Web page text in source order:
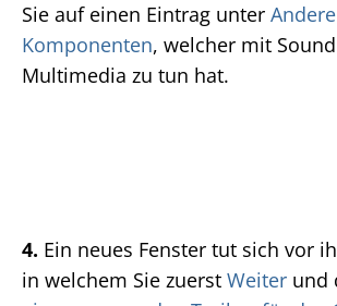
Sie auf einen Eintrag unter Andere
Komponenten, welcher mit
Multimedia zu tun hat.
4. Ein neues Fenster tut sich vor
in welchem Sie zuerst Weiter und